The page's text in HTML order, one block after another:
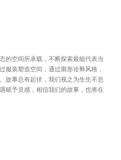
的空间所承载，不断探索最能代表当
服装塑造空间，通过廓形诠释风格，
故事总有起伏，我们视之为生生不息
赋予灵感，相信我们的故事，也将在